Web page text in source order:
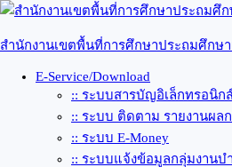
Skip
content
สำนักงานเขตพื้นที่การศึกษาประถมศึกษา
E-Service/Download
:: ระบบสารบัญอิเล็กทรอนิกส์
:: ระบบ ติดตาม รายงานผล
:: ระบบ E-Money
:: ระบบแจ้งข้อมูลกลุ่มงานบ